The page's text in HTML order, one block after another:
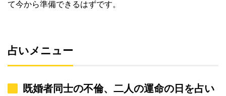
て今から準備できるはずです。
占いメニュー
既婚者同士の不倫、二人の運命の日を占い